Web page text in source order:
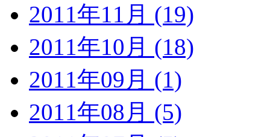
2011年11月 (19)
2011年10月 (18)
2011年09月 (1)
2011年08月 (5)